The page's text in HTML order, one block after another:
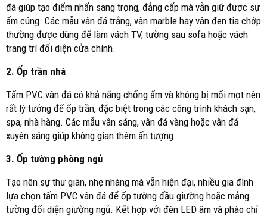
đá giúp tạo điểm nhấn sang trọng, đẳng cấp mà vẫn giữ được sự
ấm cúng. Các mẫu vân đá trắng, vân marble hay vân đen tia chớp
thường được dùng để làm vách TV, tường sau sofa hoặc vách
trang trí đối diện cửa chính.
2. Ốp trần nhà
Tấm PVC vân đá có khả năng chống ẩm và không bị mối mọt nên
rất lý tưởng để ốp trần, đặc biệt trong các công trình khách sạn,
spa, nhà hàng. Các mẫu vân sáng, vân đá vàng hoặc vân đá
xuyên sáng giúp không gian thêm ấn tượng.
3. Ốp tường phòng ngủ
Tạo nên sự thư giãn, nhẹ nhàng mà vẫn hiện đại, nhiều gia đình
lựa chọn tấm PVC vân đá để ốp tường đầu giường hoặc mảng
tường đối diện giường ngủ. Kết hợp với đèn LED âm và phào chỉ